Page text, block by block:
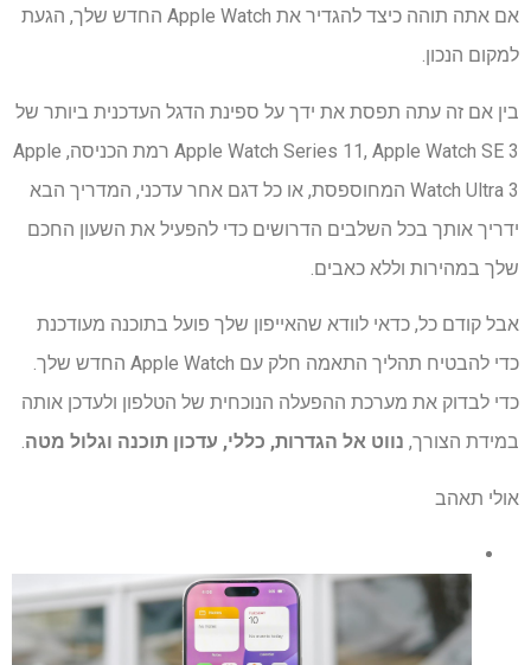
אם אתה תוהה כיצד להגדיר את Apple Watch החדש שלך, הגעת
למקום הנכון.
בין אם זה עתה תפסת את ידך על ספינת הדגל העדכנית ביותר של
Apple Watch Series 11, Apple Watch SE 3 רמת הכניסה, Apple
Watch Ultra 3 המחוספסת, או כל דגם אחר עדכני, המדריך הבא
ידריך אותך בכל השלבים הדרושים כדי להפעיל את השעון החכם
שלך במהירות וללא כאבים.
אבל קודם כל, כדאי לוודא שהאייפון שלך פועל בתוכנה מעודכנת
כדי להבטיח תהליך התאמה חלק עם Apple Watch החדש שלך.
כדי לבדוק את מערכת ההפעלה הנוכחית של הטלפון ולעדכן אותה
במידת הצורך, נווט אל הגדרות, כללי, עדכון תוכנה וגלול מטה.
אולי תאהב